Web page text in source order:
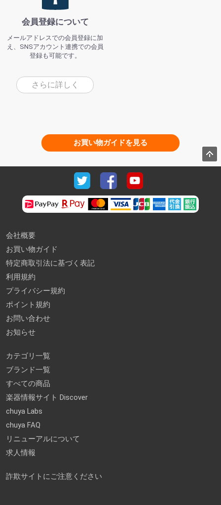
会員登録について
メールアドレスでの会員登録に加
え、SNSアカウント連携での会員
登録も可能です。
さらに詳しく
お買い物ガイドを見る
会社概要
お買い物ガイド
特定商取引法に基づく表記
利用規約
プライバシー規約
ポイント規約
お問い合わせ
お知らせ
カテゴリ一覧
ブランド一覧
すべての商品
楽器情報サイト Discover
chuya Labs
chuya FAQ
リニューアルについて
求人情報
詐欺サイトにご注意ください